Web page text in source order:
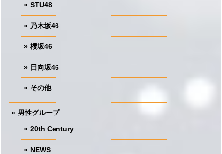
STU48
乃木坂46
櫻坂46
日向坂46
その他
男性グループ
20th Century
NEWS